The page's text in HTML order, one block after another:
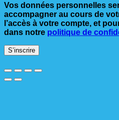
Vos données personnelles
accompagner au cours de
l’accès à votre compte, et
dans notre politique de
S’inscrire